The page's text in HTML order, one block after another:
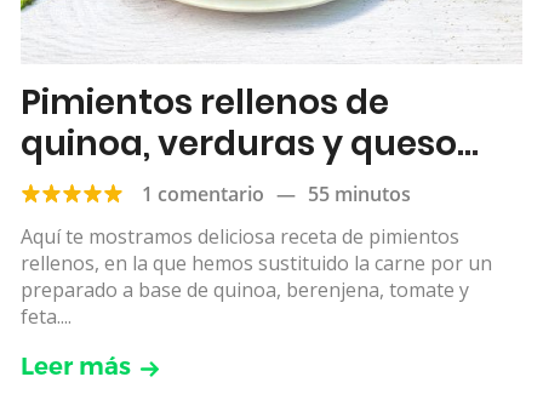
Pimientos rellenos de
quinoa, verduras y queso
feta
1 comentario — 55 minutos
Aquí te mostramos deliciosa receta de pimientos
rellenos, en la que hemos sustituido la carne por un
preparado a base de quinoa, berenjena, tomate y
feta....
Leer más